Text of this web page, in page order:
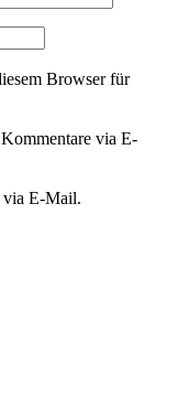
Browser für
via E-
via E-Mail.